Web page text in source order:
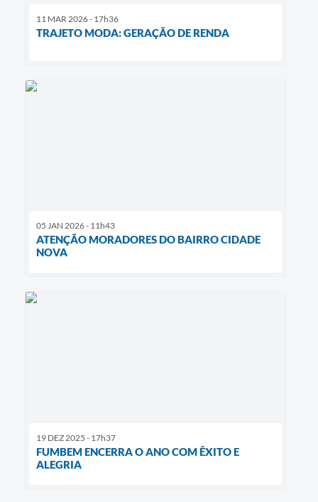
11 MAR 2026 - 17h36
TRAJETO MODA: GERAÇÃO DE RENDA
05 JAN 2026 - 11h43
ATENÇÃO MORADORES DO BAIRRO CIDADE
NOVA
19 DEZ 2025 - 17h37
FUMBEM ENCERRA O ANO COM ÊXITO E
ALEGRIA